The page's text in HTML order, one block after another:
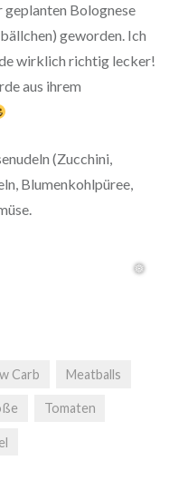
geplanten Bolognese
geworden. Ich
wirklich richtig lecker!
aus ihrem
(Zucchini,
Blumenkohlpüree,
Carb Meatballs
Tomaten